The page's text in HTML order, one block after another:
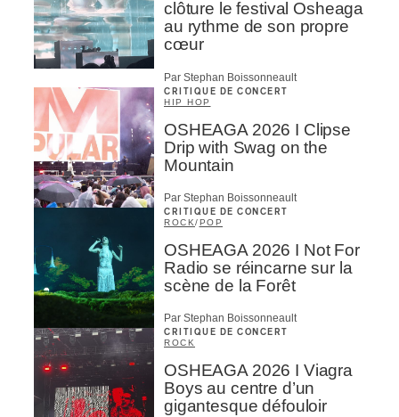
clôture le festival Osheaga
au rythme de son propre
cœur
Par Stephan Boissonneault
CRITIQUE DE CONCERT
HIP HOP
OSHEAGA 2026 I Clipse
Drip with Swag on the
Mountain
Par Stephan Boissonneault
CRITIQUE DE CONCERT
ROCK/POP
OSHEAGA 2026 I Not For
Radio se réincarne sur la
scène de la Forêt
Par Stephan Boissonneault
CRITIQUE DE CONCERT
ROCK
OSHEAGA 2026 I Viagra
Boys au centre d’un
gigantesque défouloir